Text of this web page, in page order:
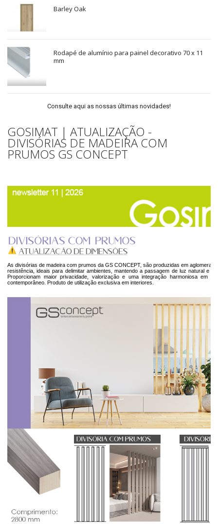
Barley Oak
Rodapé de alumínio para painel decorativo 70 x 11
mm
Consulte aqui as nossas últimas novidades!
GOSIMAT | ATUALIZAÇÃO -
DIVISÓRIAS DE MADEIRA COM
PRUMOS GS CONCEPT